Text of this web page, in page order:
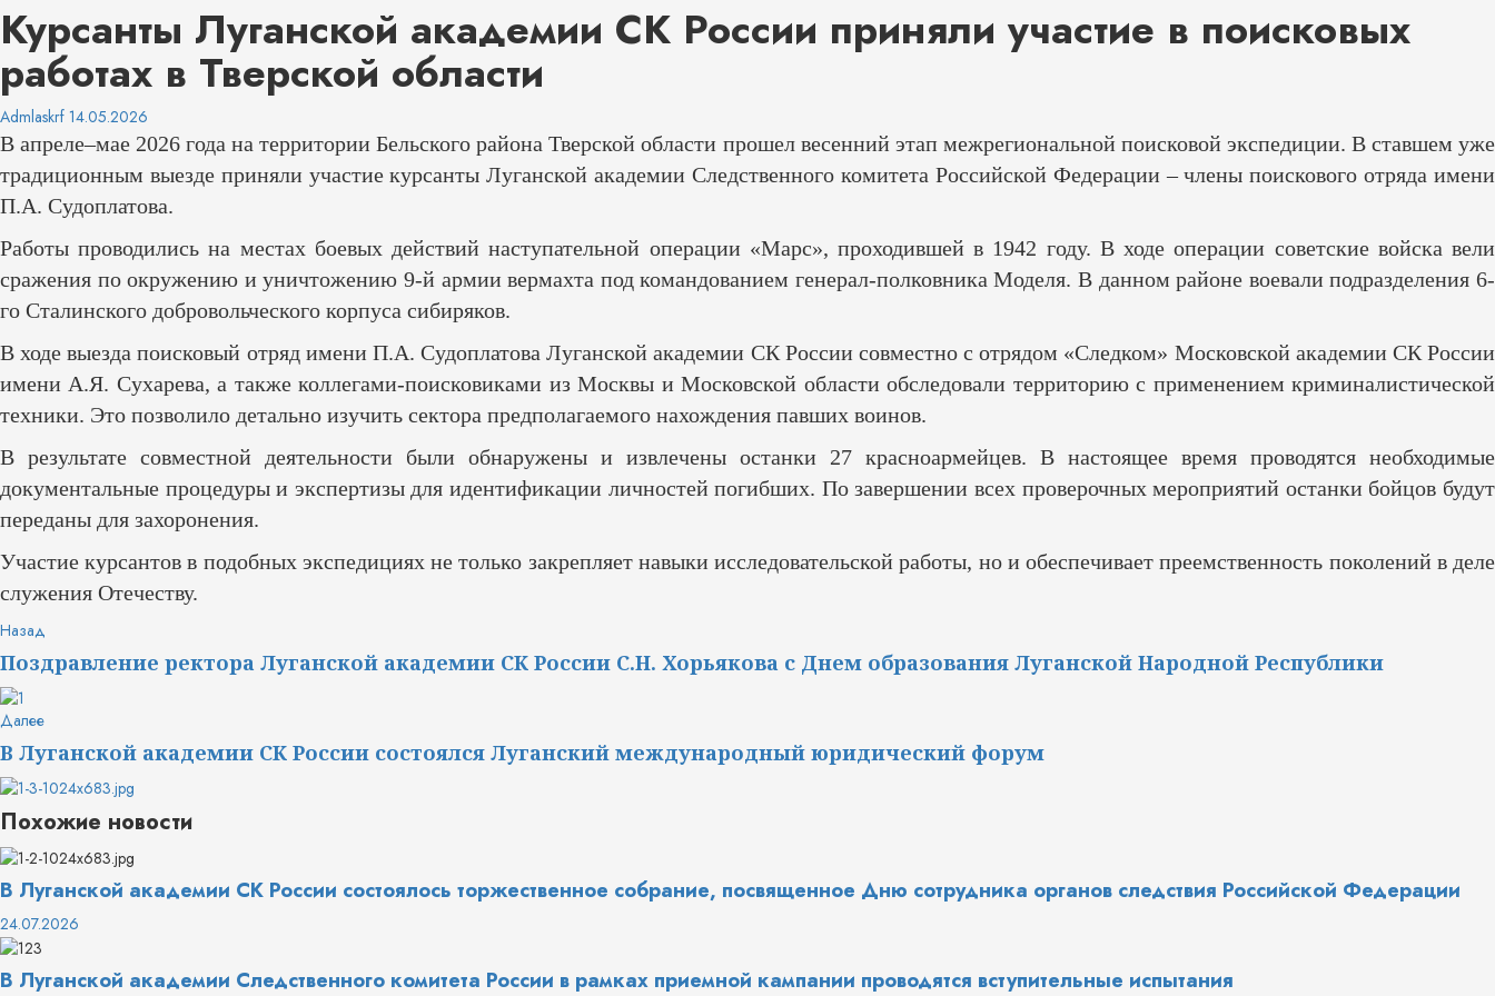
Курсанты Луганской академии СК России приняли участие в поисковых
работах в Тверской области
Admlaskrf 14.05.2026
В апреле–мае 2026 года на территории Бельского района Тверской области прошел весенний этап межрегиональной поисковой экспедиции. В ставшем уже
традиционным выезде приняли участие курсанты Луганской академии Следственного комитета Российской Федерации – члены поискового отряда имени
П.А. Судоплатова.
​Работы проводились на местах боевых действий наступательной операции «Марс», проходившей в 1942 году. В ходе операции советские войска вели
сражения по окружению и уничтожению 9-й армии вермахта под командованием генерал-полковника Моделя. В данном районе воевали подразделения 6-
го Сталинского добровольческого корпуса сибиряков.
​В ходе выезда поисковый отряд имени П.А. Судоплатова Луганской академии СК России совместно с отрядом «Следком» Московской академии СК России
имени А.Я. Сухарева, а также коллегами-поисковиками из Москвы и Московской области обследовали территорию с применением криминалистической
техники. Это позволило детально изучить сектора предполагаемого нахождения павших воинов.
​В результате совместной деятельности были обнаружены и извлечены останки 27 красноармейцев. В настоящее время проводятся необходимые
документальные процедуры и экспертизы для идентификации личностей погибших. По завершении всех проверочных мероприятий останки бойцов будут
переданы для захоронения.
​Участие курсантов в подобных экспедициях не только закрепляет навыки исследовательской работы, но и обеспечивает преемственность поколений в деле
служения Отечеству.
Продолжить
чтение
Назад
Поздравление ректора Луганской академии СК России С.Н. Хорьякова с Днем образования Луганской Народной Республики
ДалееСледующая
В Луганской академии СК России состоялся Луганский международный юридический форум
Похожие новости
В Луганской академии СК России состоялось торжественное собрание, посвященное Дню сотрудника органов следствия Российской Федерации
24.07.2026
В Луганской академии Следственного комитета России в рамках приемной кампании проводятся вступительные испытания